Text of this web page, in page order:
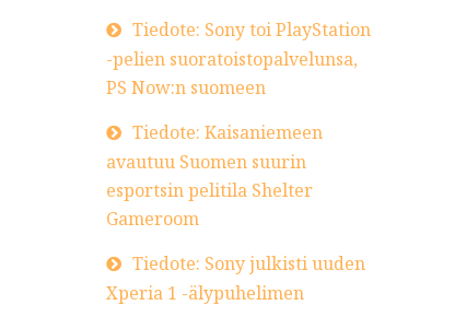
Tiedote: Sony toi PlayStation
-pelien suoratoistopalvelunsa,
PS Now:n suomeen
Tiedote: Kaisaniemeen
avautuu Suomen suurin
esportsin pelitila Shelter
Gameroom
Tiedote: Sony julkisti uuden
Xperia 1 -älypuhelimen